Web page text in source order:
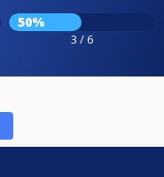
50%
3 / 6